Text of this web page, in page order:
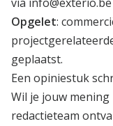
Opgelet:
geplaatst.
Een opiniestuk
Wil je jouw
redactieteam